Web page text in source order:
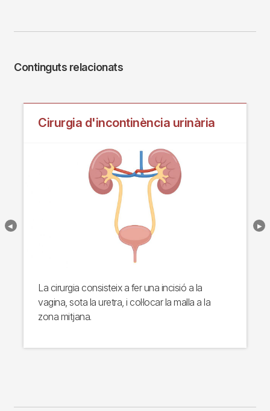
Continguts relacionats
Cirurgia d'incontinència urinària
La cirurgia consisteix a fer una incisió a la
vagina, sota la uretra, i col·locar la malla a la
zona mitjana.